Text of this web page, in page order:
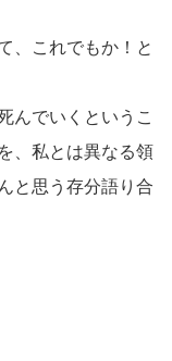
、これでもか！と
んでいくというこ
、私とは異なる領
と思う存分語り合